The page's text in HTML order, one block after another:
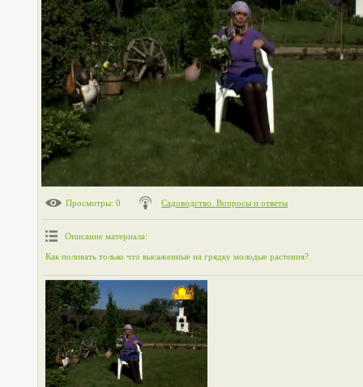
Просмотры: 0 Садоводство. Вопросы и ответы
Описание материала:
Как поливать только что высаженные на грядку молодые растения?